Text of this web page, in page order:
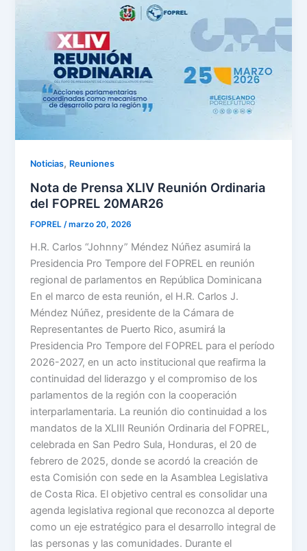
Noticias, Reuniones
Nota de Prensa XLIV Reunión Ordinaria
del FOPREL 20MAR26
FOPREL /marzo 20, 2026
H.R. Carlos “Johnny” Méndez Núñez asumirá la
Presidencia Pro Tempore del FOPREL en reunión
regional de parlamentos en República Dominicana
En el marco de esta reunión, el H.R. Carlos J.
Méndez Núñez, presidente de la Cámara de
Representantes de Puerto Rico, asumirá la
Presidencia Pro Tempore del FOPREL para el período
2026-2027, en un acto institucional que reafirma la
continuidad del liderazgo y el compromiso de los
parlamentos de la región con la cooperación
interparlamentaria. La reunión dio continuidad a los
mandatos de la XLIII Reunión Ordinaria del FOPREL,
celebrada en San Pedro Sula, Honduras, el 20 de
febrero de 2025, donde se acordó la creación de
esta Comisión con sede en la Asamblea Legislativa
de Costa Rica. El objetivo central es consolidar una
agenda legislativa regional que reconozca al deporte
como un eje estratégico para el desarrollo integral de
las personas y las comunidades. Durante el